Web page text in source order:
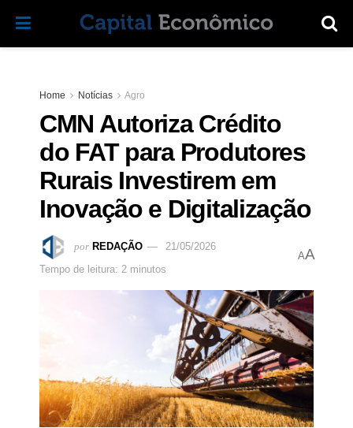
Home Notícias Agro
CMN Autoriza Crédito
do FAT para Produtores
Rurais Investirem em
Inovação e Digitalização
por REDAÇÃO
21/05/2026
Tempo de leitura: 2 minutos
AA